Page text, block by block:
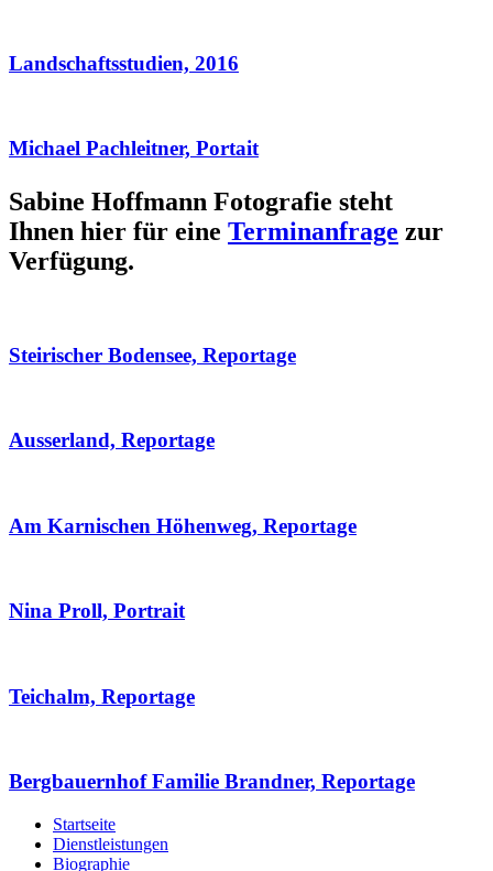
Landschaftsstudien, 2016
Michael Pachleitner, Portait
Sabine Hoffmann Fotografie steht
Ihnen hier für eine Terminanfrage zur
Verfügung.
Steirischer Bodensee, Reportage
Ausserland, Reportage
Am Karnischen Höhenweg, Reportage
Nina Proll, Portrait
Teichalm, Reportage
Bergbauernhof Familie Brandner, Reportage
Startseite
Dienstleistungen
Biographie